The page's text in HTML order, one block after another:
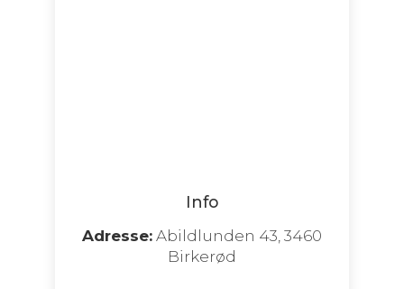
Info
Adresse:Abildlunden 43, 3460
Birkerød